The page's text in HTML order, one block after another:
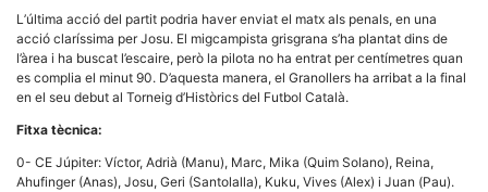
L’última acció del partit podria haver enviat el matx als penals, en una
acció claríssima per Josu. El migcampista grisgrana s’ha plantat dins de
l’àrea i ha buscat l’escaire, però la pilota no ha entrat per centímetres quan
es complia el minut 90. D’aquesta manera, el Granollers ha arribat a la final
en el seu debut al Torneig d’Històrics del Futbol Català.
Fitxa tècnica:
0- CE Júpiter: Víctor, Adrià (Manu), Marc, Mika (Quim Solano), Reina,
Ahufinger (Anas), Josu, Geri (Santolalla), Kuku, Vives (Alex) i Juan (Pau).
lloc funcioni tan
bé com sigui
possible. Si
rebutja
aquestes
cookies
del lloc web.